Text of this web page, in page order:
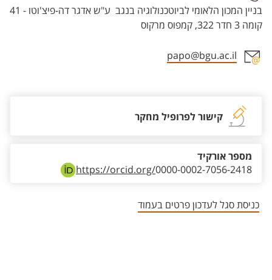
בניין המכון הלאומי לביוטכנולוגיה בנגב ע"ש אדגר דה-פיצ'וטו - 41
קומה 3 חדר 322, קמפוס מרקוס
papo@bgu.ac.il
קישור לפרופיל מחקר
https://orcid.org/0000-0002-7056-2418
מספר אורקיד
כניסת סגל לעדכון פרטים בעמוד